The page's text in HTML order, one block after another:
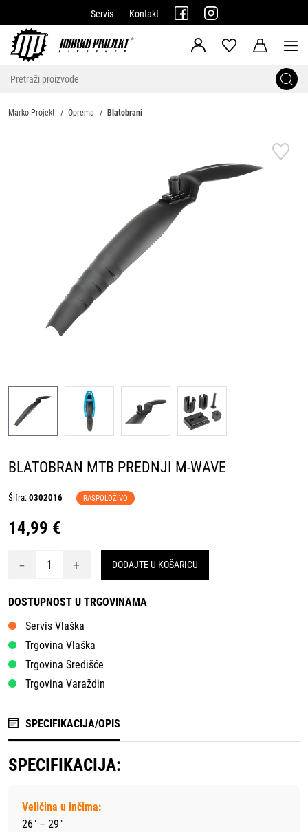
Servis Kontakt
Marko-Projekt Oprema Blatobrani
BLATOBRAN MTB PREDNJI M-WAVE
Šifra: 0302016 RASPOLOŽIVO
14,99 €
- + DODAJTE U KOŠARICU
DOSTUPNOST U TRGOVINAMA
Servis Vlaška
Trgovina Vlaška
Trgovina Središće
Trgovina Varaždin
SPECIFIKACIJA/OPIS
SPECIFIKACIJA:
Veličina u inčima:
26" – 29"